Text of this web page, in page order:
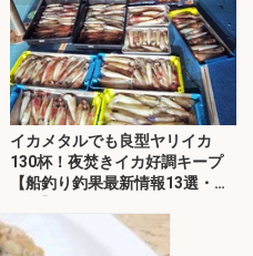
イカメタルでも良型ヤリイカ
130杯！夜焚きイカ好調キープ
【船釣り釣果最新情報13選・玄